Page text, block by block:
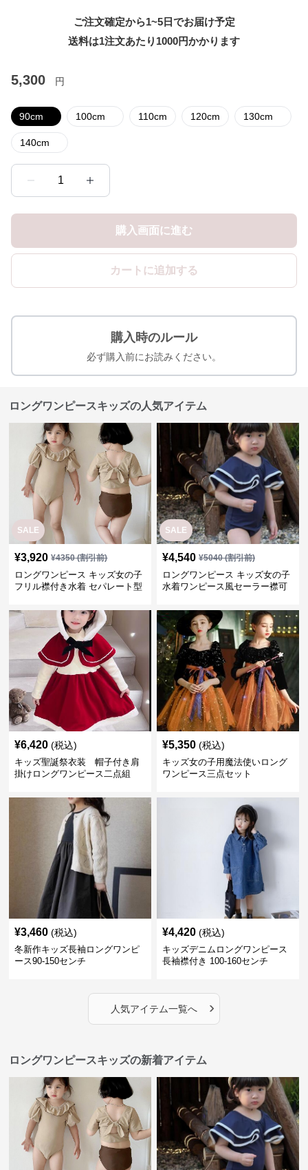
ご注文確定から1~5日でお届け予定
送料は1注文あたり 1000円かかります
5,300 円
90cm 100cm 110cm 120cm 130cm
140cm
1
購入画面に進む
カートに追加する
購入時のルール
必ず購入前にお読みください。
ロングワンピースキッズの人気アイテム
SALE
¥3,920 ¥4350(割引前)
ロングワンピース キッズ女の子
フリル襟付き水着 セパレート型
SALE
¥4,540 ¥5040(割引前)
ロングワンピース キッズ女の子
水着ワンピース風セーラー襟可
¥6,420 (税込)
キッズ聖誕祭衣装 帽子付き肩
掛けロングワンピース二点組
¥5,350 (税込)
キッズ女の子用魔法使いロング
ワンピース三点セット
¥3,460 (税込)
冬新作キッズ長袖ロングワンピ
ース90-150センチ
¥4,420 (税込)
キッズデニムロングワンピース
長袖襟付き 100-160センチ
人気アイテム一覧へ ›
ロングワンピースキッズの新着アイテム